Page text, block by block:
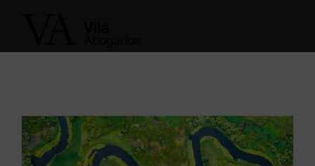
contenido